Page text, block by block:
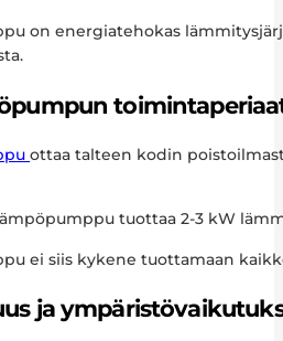
on energiatehokas
ottaa talteen kodin
tuottaa 2-3 kW
ei siis kykene tuottamaan
ja